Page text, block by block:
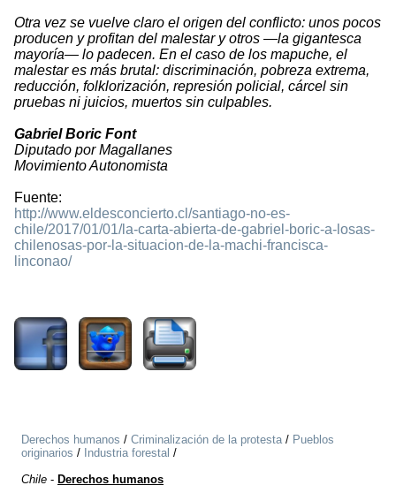
Otra vez se vuelve claro el origen del conflicto: unos pocos
producen y profitan del malestar y otros —la gigantesca
mayoría— lo padecen. En el caso de los mapuche, el
malestar es más brutal: discriminación, pobreza extrema,
reducción, folklorización, represión policial, cárcel sin
pruebas ni juicios, muertos sin culpables.
Gabriel Boric Font
Diputado por Magallanes
Movimiento Autonomista
Fuente:
http://www.eldesconcierto.cl/santiago-no-es-
chile/2017/01/01/la-carta-abierta-de-gabriel-boric-a-losas-
chilenosas-por-la-situacion-de-la-machi-francisca-
linconao/
Derechos humanos / Criminalización de la protesta/ Pueblos
originarios / Industria forestal /
Chile - Derechos humanos